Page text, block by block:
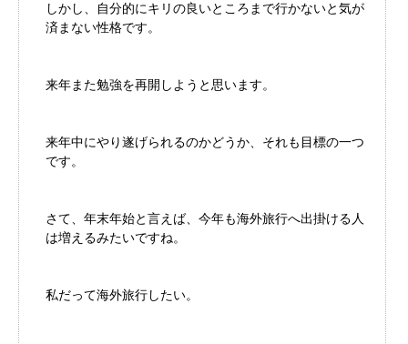
しかし、自分的にキリの良いところまで行かないと気が
済まない性格です。
来年また勉強を再開しようと思います。
来年中にやり遂げられるのかどうか、それも目標の一つ
です。
さて、年末年始と言えば、今年も海外旅行へ出掛ける人
は増えるみたいですね。
私だって海外旅行したい。